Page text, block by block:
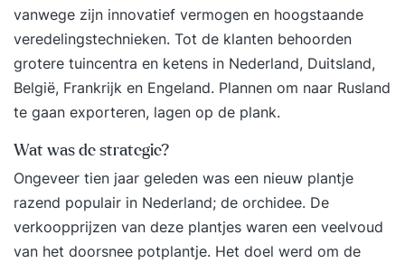
vanwege zijn innovatief vermogen en hoogstaande
veredelingstechnieken. Tot de klanten behoorden
grotere tuincentra en ketens in Nederland, Duitsland,
België, Frankrijk en Engeland. Plannen om naar Rusland
te gaan exporteren, lagen op de plank.
Wat was de strategie?
Ongeveer tien jaar geleden was een nieuw plantje
razend populair in Nederland; de orchidee. De
verkoopprijzen van deze plantjes waren een veelvoud
van het doorsnee potplantje. Het doel werd om de